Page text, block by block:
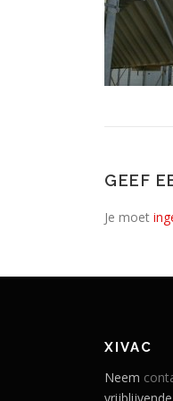
GEEF
Je moet
XIVAC
Neem